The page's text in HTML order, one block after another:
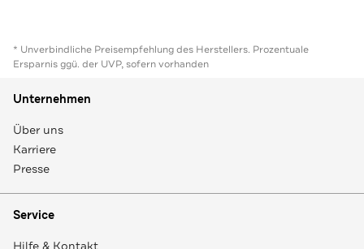
* Unverbindliche Preisempfehlung des Herstellers. Prozentuale
Ersparnis ggü. der UVP, sofern vorhanden
Unternehmen
Über uns
Karriere
Presse
Service
Hilfe & Kontakt